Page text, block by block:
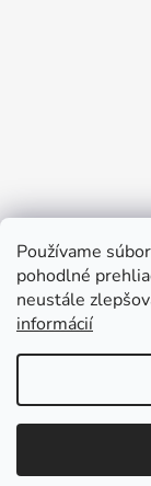
Používame
pohodlné
neustále
informácií
Copyright